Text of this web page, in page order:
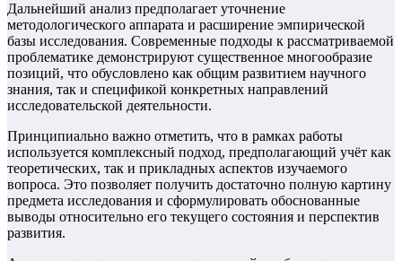
Дальнейший анализ предполагает уточнение
методологического аппарата и расширение эмпирической
базы исследования. Современные подходы к рассматриваемой
проблематике демонстрируют существенное многообразие
позиций, что обусловлено как общим развитием научного
знания, так и спецификой конкретных направлений
исследовательской деятельности.
Принципиально важно отметить, что в рамках работы
используется комплексный подход, предполагающий учёт как
теоретических, так и прикладных аспектов изучаемого
вопроса. Это позволяет получить достаточно полную картину
предмета исследования и сформулировать обоснованные
выводы относительно его текущего состояния и перспектив
развития.